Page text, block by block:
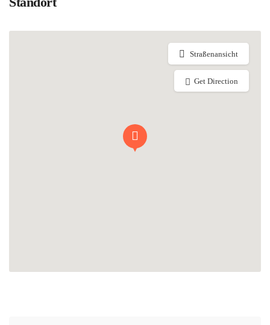
Straßenansicht
Get Direction